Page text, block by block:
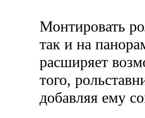
Монтировать
так и на
расширяет
того,
добавляя ему